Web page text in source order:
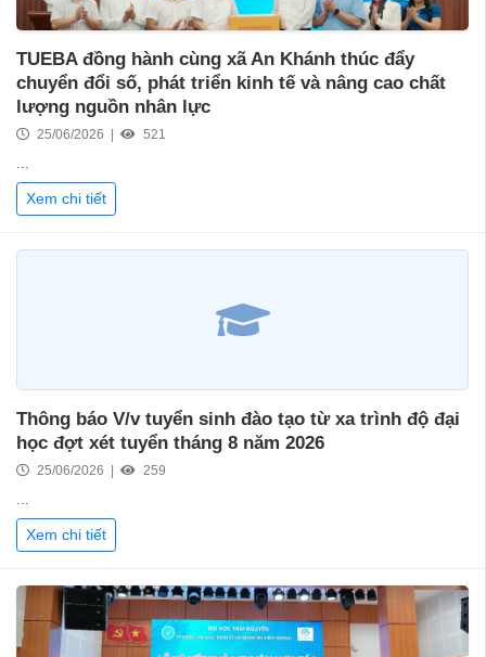
TUEBA đồng hành cùng xã An Khánh thúc đẩy
chuyển đổi số, phát triển kinh tế và nâng cao chất
lượng nguồn nhân lực
25/06/2026 | 521
...
Xem chi tiết
Thông báo V/v tuyển sinh đào tạo từ xa trình độ đại
học đợt xét tuyển tháng 8 năm 2026
25/06/2026 | 259
...
Xem chi tiết